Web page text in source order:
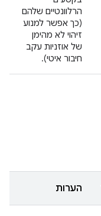
הרלוונטיים שלהם
(כך אפשר למנוע
זיהוי לא מהימן
של אוזניות עקב
חיבור איטי).
הערות